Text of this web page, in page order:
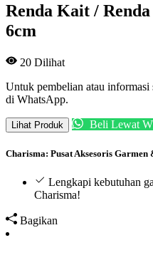
Renda Kait /
6cm
20 Dilihat
Untuk pembelian atau
di WhatsApp.
Lihat Produk Beli Lewat
Charisma: Pusat Aksesoris Garmen
Lengkapi kebutuhan
Charisma!
Bagikan